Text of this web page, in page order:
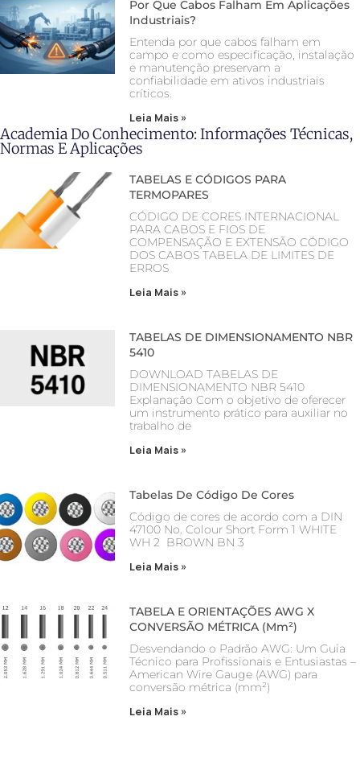
Por Que Cabos Falham Em Aplicações
Industriais?
Entenda por que cabos falham em
campo e como especificação, instalação
e manutenção preservam a
confiabilidade em ativos industriais
críticos.
Leia Mais »
Academia Do Conhecimento: Informações Técnicas,
Normas E Aplicações
TABELAS E CÓDIGOS PARA
TERMOPARES
CÓDIGO DE CORES INTERNACIONAL
PARA CABOS E FIOS DE
COMPENSAÇÃO E EXTENSÃO CÓDIGO
DOS CABOS TABELA DE LIMITES DE
ERROS
Leia Mais »
TABELAS DE DIMENSIONAMENTO NBR
5410
DOWNLOAD TABELAS DE
DIMENSIONAMENTO NBR 5410
Explanaçâo Com o objetivo de oferecer
um instrumento prático para auxiliar no
trabalho de
Leia Mais »
Tabelas De Código De Cores
Código de cores de acordo com a DIN
47100 No. Colour Short Form 1 WHITE
WH 2 BROWN BN 3
Leia Mais »
TABELA E ORIENTAÇÕES AWG X
CONVERSÃO MÉTRICA (mm²)
Desvendando o Padrão AWG: Um Guia
Técnico para Profissionais e Entusiastas –
American Wire Gauge (AWG) para
conversão métrica (mm²)
Leia Mais »